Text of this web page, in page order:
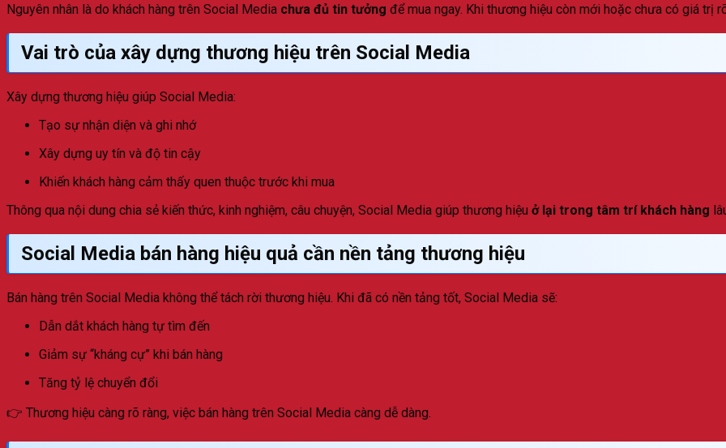
Nguyên nhân là do khách hàng trên Social Media chưa đủ tin tưởng để mua ngay. Khi thương hiệu còn mới hoặc chưa có giá trị
Vai trò của xây dựng thương hiệu trên Social Media
Xây dựng thương hiệu giúp Social Media:
Tạo sự nhận diện và ghi nhớ
Xây dựng uy tín và độ tin cậy
Khiến khách hàng cảm thấy quen thuộc trước khi mua
Thông qua nội dung chia sẻ kiến thức, kinh nghiệm, câu chuyện, Social Media giúp thương hiệu ở lại trong tâm trí khách hàng
Social Media bán hàng hiệu quả cần nền tảng thương hiệu
Bán hàng trên Social Media không thể tách rời thương hiệu. Khi đã có nền tảng tốt, Social Media sẽ:
Dẫn dắt khách hàng tự tìm đến
Giảm sự “kháng cự” khi bán hàng
Tăng tỷ lệ chuyển đổi
👉 Thương hiệu càng rõ ràng, việc bán hàng trên Social Media càng dễ dàng.